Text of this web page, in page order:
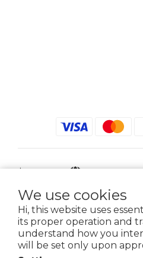
We use cookies
Hi, this website uses
its proper operation and
understand how you
will be set only upon
$ TWD English
2021 © iGreenbag | DoaBag | Working
659-5號3樓 | 02-2903-8800 | 統編 :